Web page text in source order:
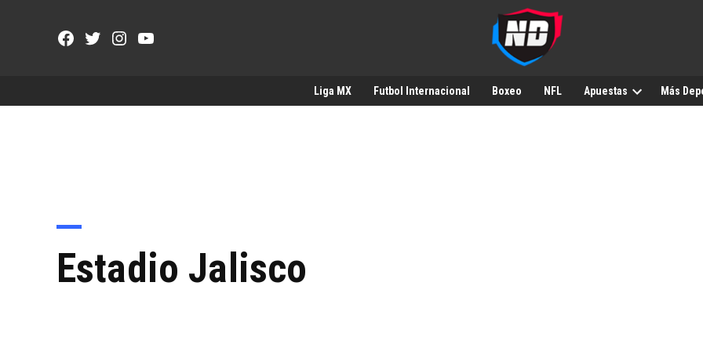
Facebook
TwitterInstagram
YouTube
Liga MX Futbol Internacional Boxeo NFL Apuestas Más
Estadio Jalisco